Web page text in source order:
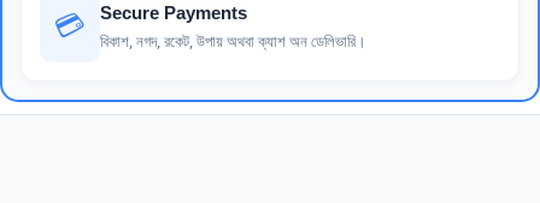
💳 Secure Payments
বিকাশ, নগদ, রকেট, উপায় অথবা ক্যাশ অন ডেলিভারি।